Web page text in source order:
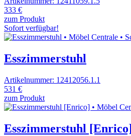
333 €
zum Produkt
Sofort verfügbar!
Esszimmerstuhl
Artikelnummer: 12412056.1.1
531 €
zum Produkt
Esszimmerstuhl [Enrico]